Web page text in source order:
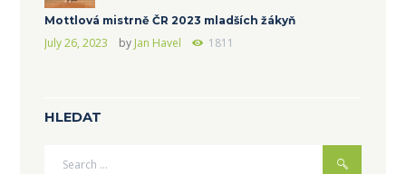
Mottlová mistrně ČR 2023 mladších žákyň
July 26, 2023 by Jan Havel 1811
HLEDAT